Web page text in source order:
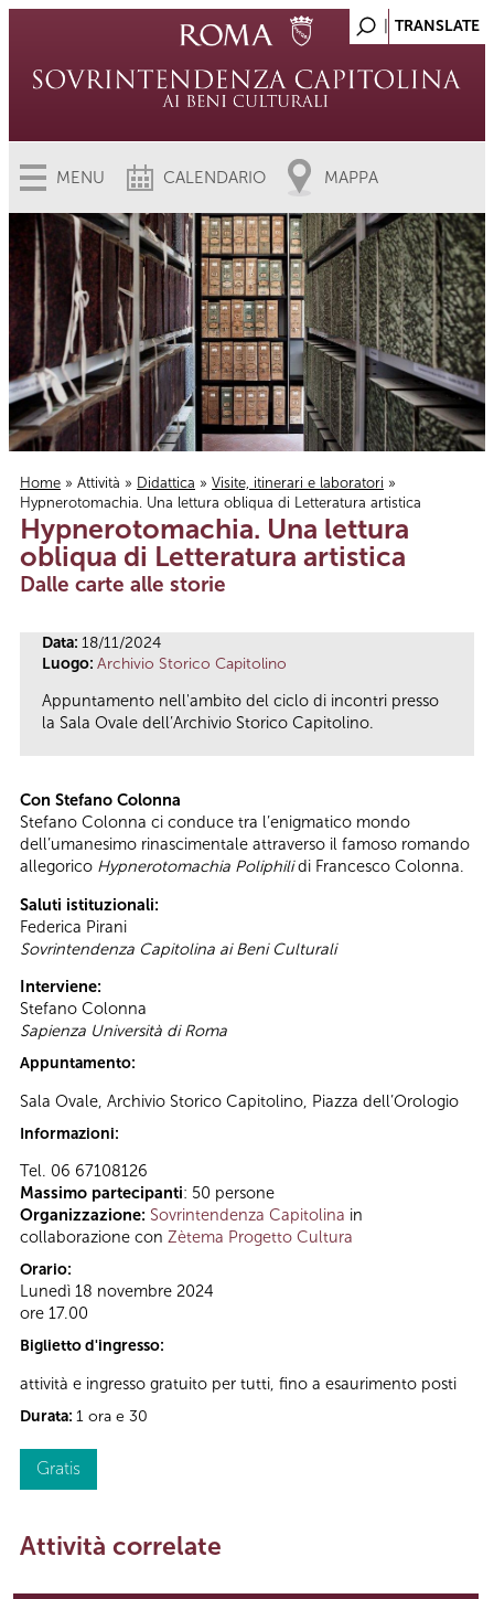
MENU CALENDARIO MAPPA
Tu sei qui
Home » Attività » Didattica » Visite, itinerari e laboratori »
Hypnerotomachia. Una lettura obliqua di Letteratura artistica
Hypnerotomachia. Una lettura
obliqua di Letteratura artistica
Dalle carte alle storie
Data: 18/11/2024
Luogo: Archivio Storico Capitolino
Appuntamento nell'ambito del ciclo di incontri presso
la Sala Ovale dell’Archivio Storico Capitolino.
Con Stefano Colonna
Stefano Colonna ci conduce tra l’enigmatico mondo
dell’umanesimo rinascimentale attraverso il famoso romando
allegorico Hypnerotomachia Poliphilidi Francesco Colonna.
Saluti istituzionali:
Federica Pirani
Sovrintendenza Capitolina ai Beni Culturali
Interviene:
Stefano Colonna
Sapienza Università di Roma
Appuntamento:
Sala Ovale, Archivio Storico Capitolino, Piazza dell’Orologio
Informazioni:
Tel. 06 67108126
Massimo partecipanti: 50 persone
Organizzazione: Sovrintendenza Capitolina in
collaborazione con Zètema Progetto Cultura
Orario:
Lunedì 18 novembre 2024
ore 17.00
Biglietto d'ingresso:
attività e ingresso gratuito per tutti, fino a esaurimento posti
Durata: 1 ora e 30
Gratis
Attività correlate